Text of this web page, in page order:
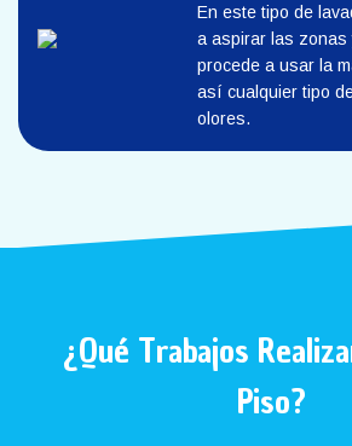
En este tipo de
a aspirar las
procede a usar la
así cualquier tipo
olores.
¿Qué Trabajos
Piso?